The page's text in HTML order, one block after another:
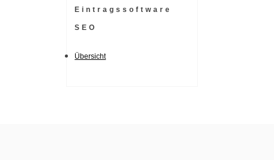
Eintragssoftware
SEO
Übersicht